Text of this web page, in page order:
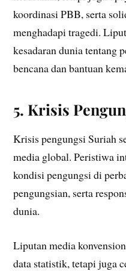
koordinasi PBB, serta
menghadapi tragedi.
kesadaran dunia tentang
bencana dan bantuan
5. Krisis
Krisis pengungsi Suriah
media global. Peristiwa
kondisi pengungsi di
pengungsian, serta
dunia.
Liputan media
data statistik, tetapi juga